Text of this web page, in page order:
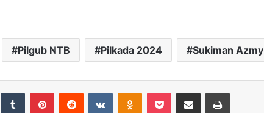
Pilgub NTB Pilkada 2024 Sukiman Azmy
LinkedIn Tumblr PinterestReddit VKontakteOdnoklassniki
Pocket Share via Email